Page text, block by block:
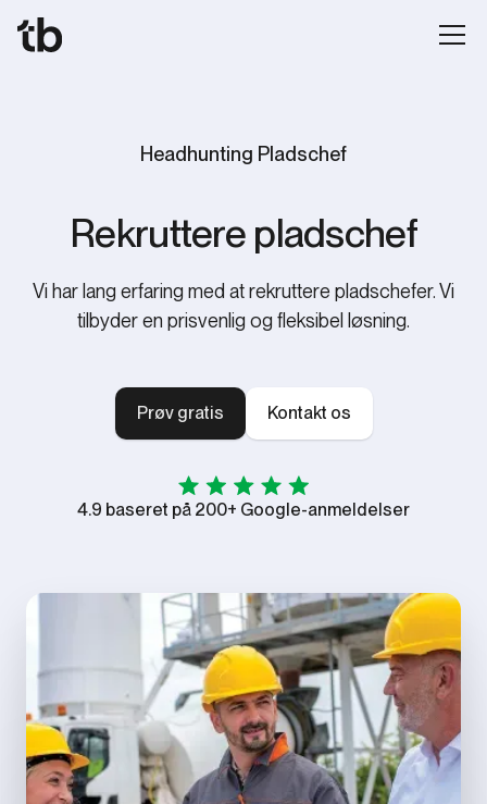
Headhunting Pladschef
Rekruttere pladschef
Vi har lang erfaring med at rekruttere pladschefer. Vi
tilbyder en prisvenlig og fleksibel løsning.
Prøv gratis Kontakt os
4.9 baseret på 200+ Google-anmeldelser